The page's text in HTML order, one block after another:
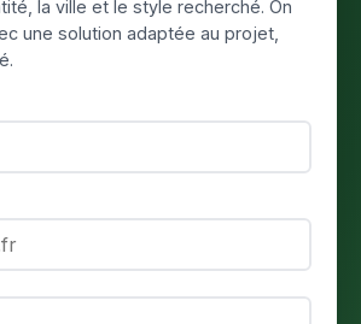
la ville et le style recherché. On
une solution adaptée au projet,